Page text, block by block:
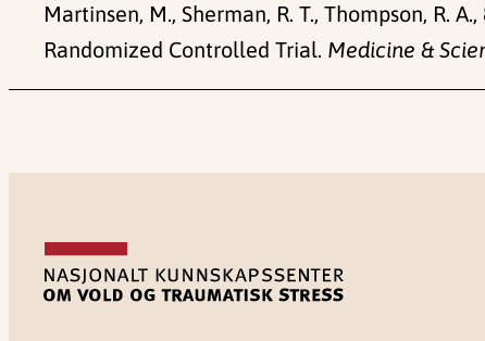
Martinsen, M., Sherman, R. T., Thompson, R.
Randomized Controlled Trial. Medicine &